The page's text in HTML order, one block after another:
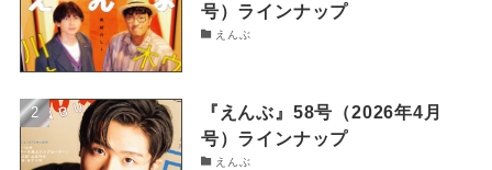
号）ラインナップ
えんぶ
『えんぶ』58号（2026年4月
号）ラインナップ
えんぶ